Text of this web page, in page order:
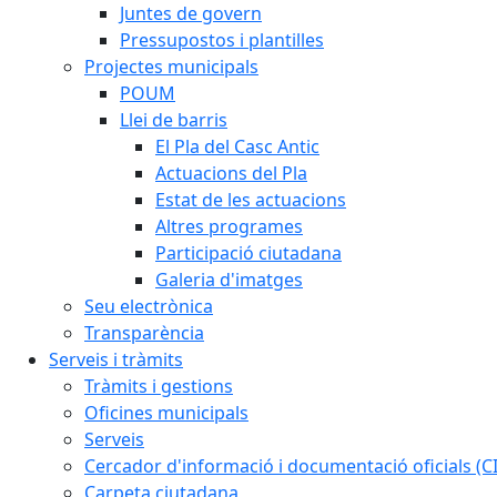
Juntes de govern
Pressupostos i plantilles
Projectes municipals
POUM
Llei de barris
El Pla del Casc Antic
Actuacions del Pla
Estat de les actuacions
Altres programes
Participació ciutadana
Galeria d'imatges
Seu electrònica
Transparència
Serveis i tràmits
Tràmits i gestions
Oficines municipals
Serveis
Cercador d'informació i documentació oficials